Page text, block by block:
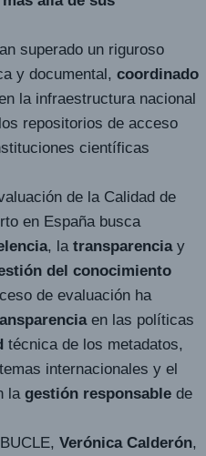
superado un riguroso
y documental, coordinado
la infraestructura nacional
repositorios de acceso
científicas
de la Calidad de
en España busca
, la transparencia y
del conocimiento
de evaluación ha
en las políticas
técnica de los metadatos,
internacionales y el
la gestión responsable de
Verónica Calderón,